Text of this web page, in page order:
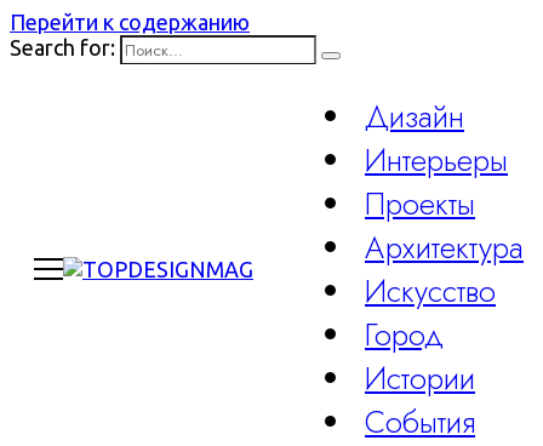
Перейти к содержанию
Search for:
Дизайн
Интерьеры
Проекты
Архитектура
Искусство
Город
Истории
События